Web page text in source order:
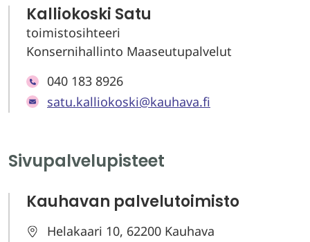
Kalliokoski Satu
toimistosihteeri
Konsernihallinto Maaseutupalvelut
040 183 8926
satu.kalliokoski@kauhava.fi
Sivupalvelupisteet
Kauhavan palvelutoimisto
Helakaari 10, 62200 Kauhava